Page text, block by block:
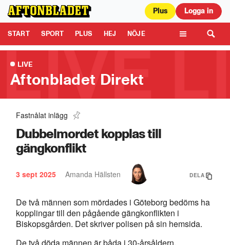
Plus Logga in
START SPORT PLUS HEJ NÖJE
Aftonbladet är en del av Schibsted Media. Schibsted News Media AB är
ansvarig för dina data på denna webbplats.Läs mer här
Tipsa oss
LIVE
Aftonbladet Direkt
Rysk "drönarsafari" - Civila jagas
0:48
Fastnålat inlägg
Dubbelmordet kopplas till
gängkonflikt
3 sept 2025 Amanda Hällsten DELA
De två männen som mördades i Göteborg bedöms ha
kopplingar till den pågående gängkonflikten i
Biskopsgården. Det skriver polisen på sin hemsida.